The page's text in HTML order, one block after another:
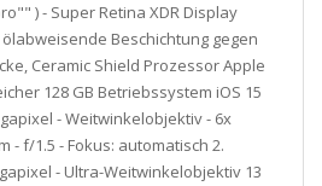
) - Super Retina XDR Display
ölabweisende Beschichtung gegen
Ceramic Shield Prozessor Apple
128 GB Betriebssystem iOS 15
- Weitwinkelobjektiv - 6x
- f/1.5 - Fokus: automatisch 2.
- Ultra-Weitwinkelobjektiv 13